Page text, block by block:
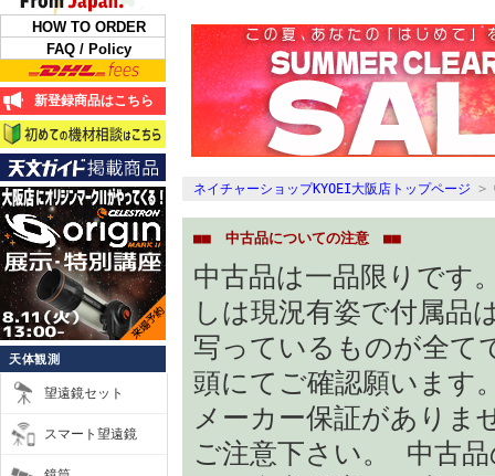
HOW TO ORDER
FAQ / Policy
新登録商品はこちら
天体観測
望遠鏡セット
スマート望遠鏡
ネイチャーショップKYOEI大阪店トップページ >
■■ 中古品についての注意 ■■
中古品は一品限りです
しは現況有姿で付属品
写っているものが全て
頭にてご確認願います
メーカー保証がありま
ご注意下さい。 中古